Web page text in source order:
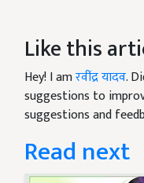
Like this
Hey! I amरवींद्र यादव.
suggestions to
suggestions and
Read next